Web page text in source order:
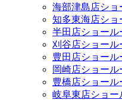
海部津島店ショ
知多東海店ショ
半田店ショール
刈谷店ショール
豊田店ショール
岡崎店ショール
豊橋店ショール
岐阜東店ショー